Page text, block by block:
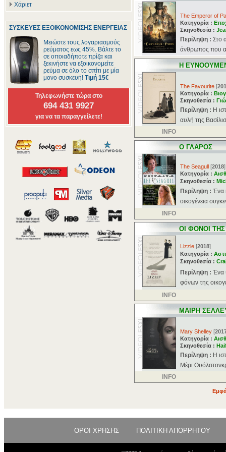
Χάριετ
ΣΥΣΚΕΥΕΣ ΕΞΟΙΚΟΝΟΜΙΣΗΣ ΕΝΕΡΓΕΙΑΣ
Μειώστε τους λογαριασμούς
ρεύματος εως 45%. Βάλτε το
σε οποιαδήποτε πρίζα και
ξεκινήστε να εξοικονομείτε
ρεύμα σε όλο το σπίτι με μία
μονο συσκευή! Τιμή 15€
Τηλεφωνήστε τώρα στο
694 431 9927
για να τα παραγγείλετε!
The Emperor of
Κατηγορία :
Σκηνοθεσία :
Περίληψη : Στο
άνθρωπος που
Η
The Favourite [
Κατηγορία :
Σκηνοθεσία :
Περίληψη : Η
αυλή της
INFO
Ο ΓΛΑΡΟΣ
The Seagull [2018]
Κατηγορία :
Σκηνοθεσία :
Περίληψη : Ένα
οικογένεια
INFO
ΟΙ ΦΟΝΟΙ
Lizzie [2018]
Κατηγορία :
Σκηνοθεσία :
Περίληψη : Ένα
φόνων της
INFO
ΜΑΙΡΗ
Mary Shelley [
Κατηγορία :
Σκηνοθεσία :
Περίληψη : Η
Μέρι
INFO
ΟΡΟΙ ΧΡΗΣΗΣ ΠΟΛΙΤΙΚΗ ΑΠΟΡΡΗΤΟΥ